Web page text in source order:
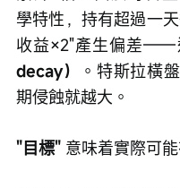
學特性，持有超過一
收益×2"產生偏差——
decay）
。特斯拉橫
期侵蝕就越大。
"目標" 意味着實際可